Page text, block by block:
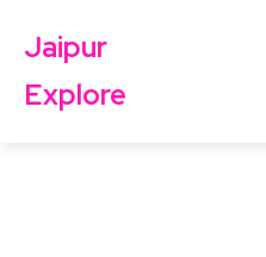
Jaipur
Explore